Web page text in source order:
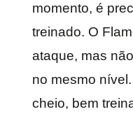
momento, é
treinado. O
ataque, mas
no mesmo
cheio, bem